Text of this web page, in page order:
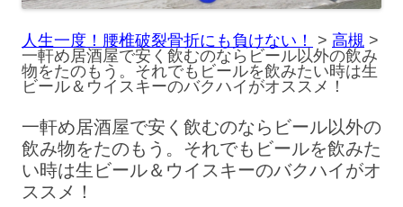
人生一度！腰椎破裂骨折にも負けない！ > 高槻 >
一軒め居酒屋で安く飲むのならビール以外の飲み
物をたのもう。それでもビールを飲みたい時は生
ビール＆ウイスキーのバクハイがオススメ！
一軒め居酒屋で安く飲むのならビール以外の
飲み物をたのもう。それでもビールを飲みた
い時は生ビール＆ウイスキーのバクハイがオ
ススメ！